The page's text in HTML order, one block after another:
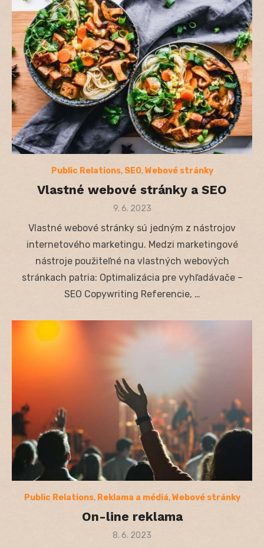
Public Relations, SEO,Webové stránky
Vlastné webové stránky a SEO
Posted
9. 6. 2023
Vlastné webové stránky sú jedným z nástrojov
internetového marketingu. Medzi marketingové
nástroje použiteľné na vlastných webových
stránkach patria: Optimalizácia pre vyhľadávače –
SEO Copywriting Referencie, …
Public Relations, Reklama a médiá,Webové stránky
On-line reklama
Posted
8. 6. 2023